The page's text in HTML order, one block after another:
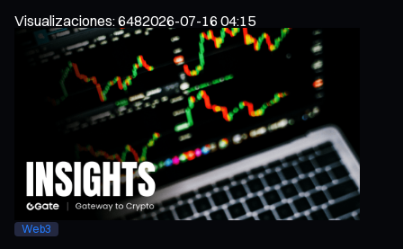
Visualizaciones:6482026-07-16 04:15
Web3